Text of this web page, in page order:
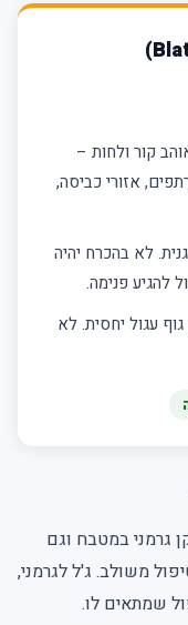
קור ולחות –
אזורי כביסה,
לא בהכרח יהיה
להגיע פנימה.
עגול יחסית. לא
גרמני במטבח וגם
משולב. ג'ל לגרמני,
שמתאים לו.